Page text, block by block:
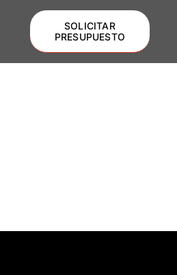
SOLICITAR
PRESUPUESTO